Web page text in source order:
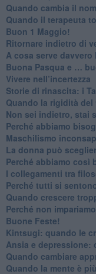
​Quando cambia il
​Quando il terapeuta
​Buon 1 Maggio!
Ritornare indietro di
​A cosa serve
​Buona Pasqua e …
​Vivere nell’incertezza
​Storie di rinascita: i
​Quando la rigidità
​Non sei indietro, stai
​Perché abbiamo
​Maschilismo
​La donna può
​Perché abbiamo così
​I collegamenti tra
​Perché tutti si
​Quando crescere
​Perché non
​Buone Feste!
​Kintsugi: quando le
Ansia e depressione:
Quando cambiare
​Quando la mente è